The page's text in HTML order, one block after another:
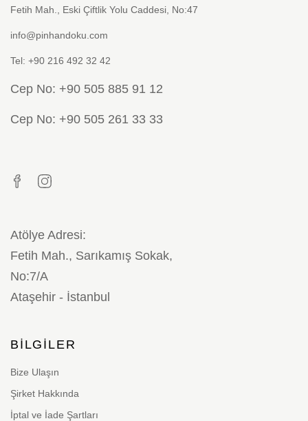
Fetih Mah., Eski Çiftlik Yolu Caddesi, No:47
info@pinhandoku.com
Tel: +90 216 492 32 42
Cep No: +90 505 885 91 12
Cep No: +90 505 261 33 33
Atölye Adresi:
Fetih Mah., Sarıkamış Sokak,
No:7/A
Ataşehir - İstanbul
BILGILER
Bize Ulaşın
Şirket Hakkında
İptal ve İade Şartları